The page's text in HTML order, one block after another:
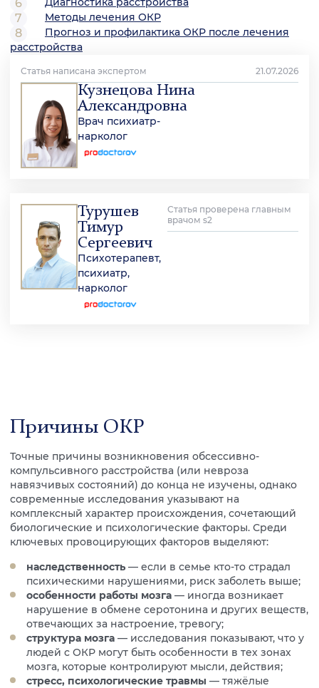
Методы лечения ОКР
Прогноз и профилактика ОКР после лечения
расстройства
Кузнецова Нина
Александровна
Врач психиатр-
нарколог
Статья написана экспертом 21.07.2026
Турушев
Тимур
Сергеевич
Психотерапевт,
психиатр,
нарколог
Статья проверена главным
врачом s2
Причины ОКР
Точные причины возникновения обсессивно-
компульсивного расстройства (или невроза
навязчивых состояний) до конца не изучены, однако
современные исследования указывают на
комплексный характер происхождения, сочетающий
биологические и психологические факторы. Среди
ключевых провоцирующих факторов выделяют:
наследственность — если в семье кто-то страдал
психическими нарушениями, риск заболеть выше;
особенности работы мозга — иногда возникает
нарушение в обмене серотонина и других веществ,
отвечающих за настроение, тревогу;
структура мозга — исследования показывают, что у
людей с ОКР могут быть особенности в тех зонах
мозга, которые контролируют мысли, действия;
стресс, психологические травмы — тяжёлые